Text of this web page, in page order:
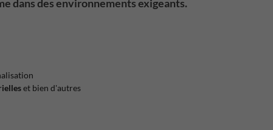
dans des environnements exigeants.
et bien d'autres